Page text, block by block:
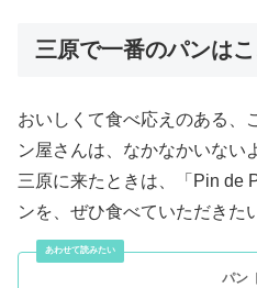
三原で一番のパンはこ
おいしくて食べ応えのある、
ン屋さんは、なかなかいない
三原に来たときは、「Pin de
ンを、ぜひ食べていただきた
パン